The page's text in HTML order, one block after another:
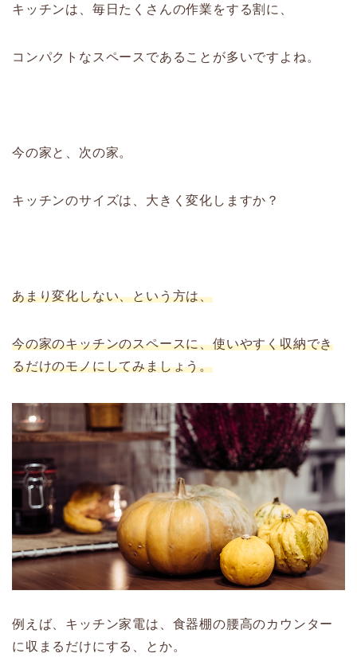
キッチンは、毎日たくさんの作業をする割に、
コンパクトなスペースであることが多いですよね。
今の家と、次の家。
キッチンのサイズは、大きく変化しますか？
あまり変化しない、という方は、
今の家のキッチンのスペースに、使いやすく収納でき
るだけのモノにしてみましょう。
例えば、キッチン家電は、食器棚の腰高のカウンター
に収まるだけにする、とか。